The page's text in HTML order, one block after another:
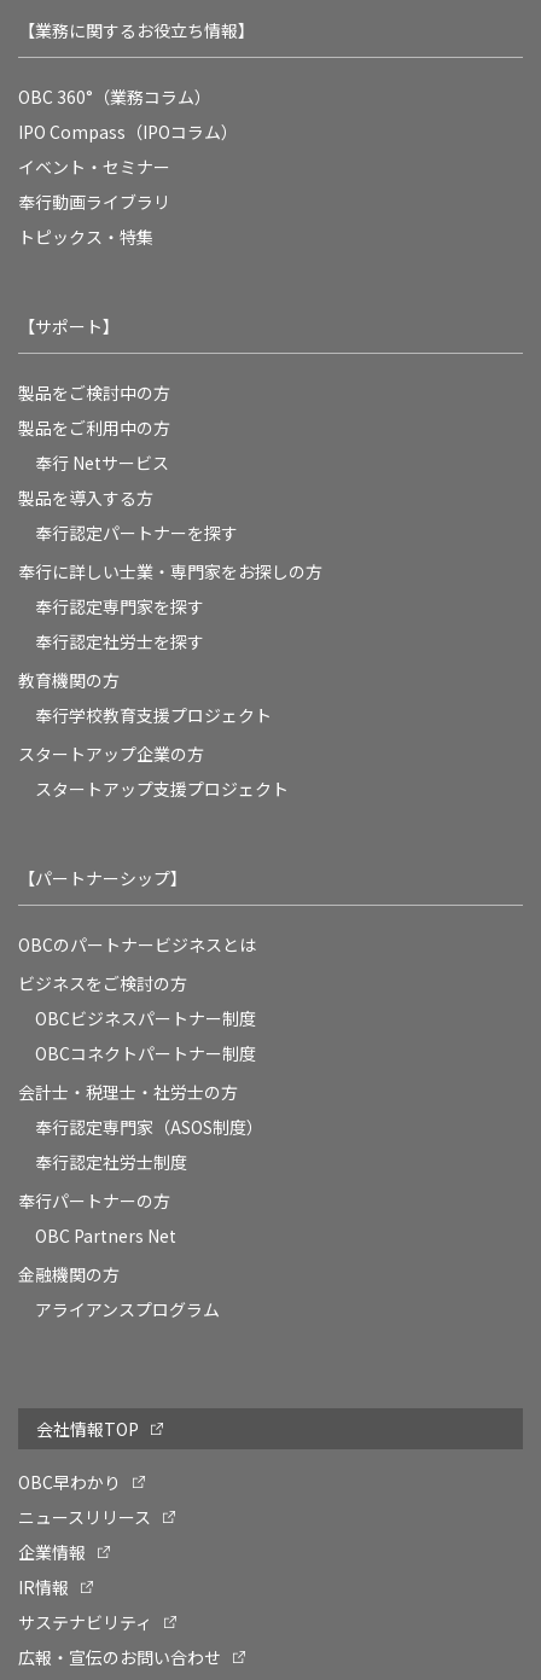
【業務に関するお役立ち情報】
OBC 360°（業務コラム）
IPO Compass（IPOコラム）
イベント・セミナー
奉行動画ライブラリ
トピックス・特集
【サポート】
製品をご検討中の方
製品をご利用中の方
奉行 Netサービス
製品を導入する方
奉行認定パートナーを探す
奉行に詳しい士業・専門家をお探しの方
奉行認定専門家を探す
奉行認定社労士を探す
教育機関の方
奉⾏学校教育⽀援プロジェクト
スタートアップ企業の方
スタートアップ支援プロジェクト
【パートナーシップ】
OBCのパートナービジネスとは
ビジネスをご検討の方
OBCビジネスパートナー制度
OBCコネクトパートナー制度
会計士・税理士・社労士の方
奉行認定専門家（ASOS制度）
奉行認定社労士制度
奉行パートナーの方
OBC Partners Net
金融機関の方
アライアンスプログラム
会社情報TOP
OBC早わかり
ニュースリリース
企業情報
IR情報
サステナビリティ
広報・宣伝のお問い合わせ